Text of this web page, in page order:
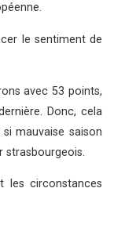
le sentiment de
avec 53 points,
Donc, cela
mauvaise saison
strasbourgeois.
les circonstances